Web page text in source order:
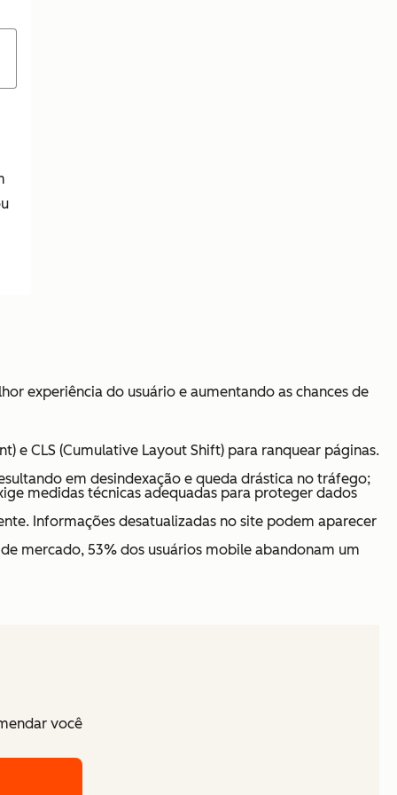
experiência do usuário e aumentando as chances de
e CLS (Cumulative Layout Shift) para ranquear páginas.
em desindexação e queda drástica no tráfego;
medidas técnicas adequadas para proteger dados
Informações desatualizadas no site podem aparecer
mercado, 53% dos usuários mobile abandonam um
você